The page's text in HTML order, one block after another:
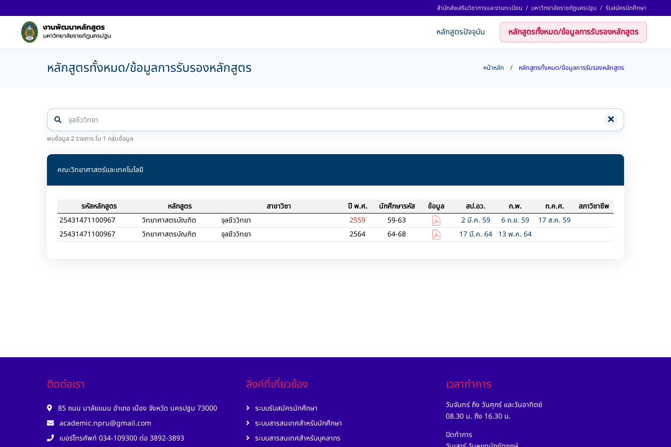
สำนักส่งเสริมวิชาการและงานทะเบียน / มหาวิทยาลัยราชภัฏนครปฐม / รับสมัครนักศึกษา
หลักสูตรปัจจุบัน หลักสูตรทั้งหมด/ข้อมูลการรับรองหลักสูตร
หลักสูตรทั้งหมด/ข้อมูลการรับรองหลักสูตร หน้าหลัก หลักสูตรทั้งหมด/ข้อมูลการรับรองหลักสูตร
พบข้อมูล 2 รายการ ใน 1 กลุ่มข้อมูล
คณะวิทยาศาสตร์และเทคโนโลยี
รหัสหลักสูตร หลักสูตร สาขาวิชา ปี พ.ศ. นักศึกษารหัส ข้อมูล สป.อว. ก.พ. ก.ค.ศ.
สภาวิชาชีพ
25431471100967
วิทยาศาสตรบัณฑิต จุลชีววิทยา 2559 59-63 2 มี.ค. 59 6 ก.ย. 59
17 ส.ค. 59
25431471100967
วิทยาศาสตรบัณฑิต จุลชีววิทยา 2564 64-68 17 มี.ค. 64 13 พ.ค. 64
ติดต่อเรา
85 ถนน มาลัยแมน อำเภอ เมือง จังหวัด นครปฐม 73000
academic.npru@gmail.com
เบอร์โทรศัพท์ 034-109300 ต่อ 3892-3893
ลิงค์ที่เกี่ยวข้อง
ระบบรับสมัครนักศึกษา
ระบบสารสนเทศสำหรับนักศึกษา
ระบบสารสนเทศสำหรับบุคลากร
เวลาทำการ
วันจันทร์ ถึง วันศุกร์ และวันอาทิตย์
08.30 น. ถึง 16.30 น.
ปิดทำการ